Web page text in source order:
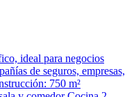
ideal para negocios
de seguros, empresas,
750 m²